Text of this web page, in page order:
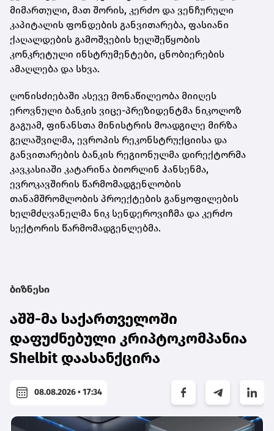
მიმართული, მათ შორის, კერძო და ვენჩურული
კაპიტალის ფონდების განვითარება, ფასიანი
ქაღალდების გამოშვების ხელშეწყობის
კონკრეტული ინსტრუმენტები, ცნობიერების
ამაღლება და სხვა.
ღონისძიებაში ასევე მონაწილეობა მიიღეს
ეროვნული ბანკის ვიცე-პრეზიდენტმა ნიკოლოზ
გაგუამ, ფინანსთა მინისტრის მოადგილე მირზა
გელაშვილმა, ევროპის რეკონსტრუქციისა და
განვითარების ბანკის რეგიონულმა დირექტორმა
კავკასიაში კატარინა ბიორლინ ჰანსენმა,
ევროკავშირის წარმომადგენლობის
თანამშრომლობის პროექტების განყოფილების
ხელმძღვანელმა ნიკ სენდეროვიჩმა და კერძო
სექტორის წარმომადგენლებმა.
ბიზნესი
აშშ-მა საქართველოში
დაფუძნებული კრიპტოკომპანია
Shelbit დაასანქცირა
08.08.2026 • 17:34